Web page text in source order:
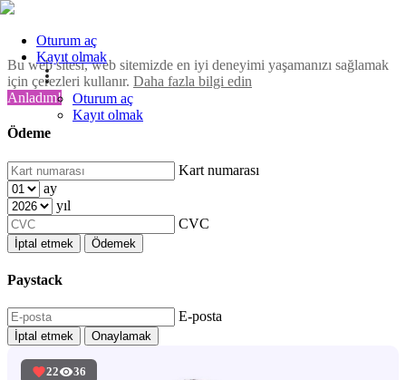
Bu web sitesi, web sitemizde en iyi deneyimi yaşamanızı sağlamak
için çerezleri kullanır. Daha fazla bilgi edin
Anladım!
Ödeme
Kart numarası
ay
yıl
CVC
İptal etmek Ödemek
Paystack
E-posta
İptal etmek Onaylamak
Oturum aç
Kayıt olmak
Oturum aç
Kayıt olmak
22 36